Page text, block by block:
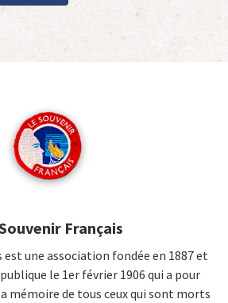
Français
est une association fondée en 1887 et
le 1er février 1906 qui a pour
mémoire de tous ceux qui sont morts